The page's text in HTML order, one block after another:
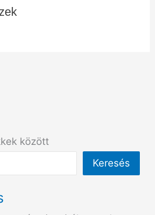
között
Keresés